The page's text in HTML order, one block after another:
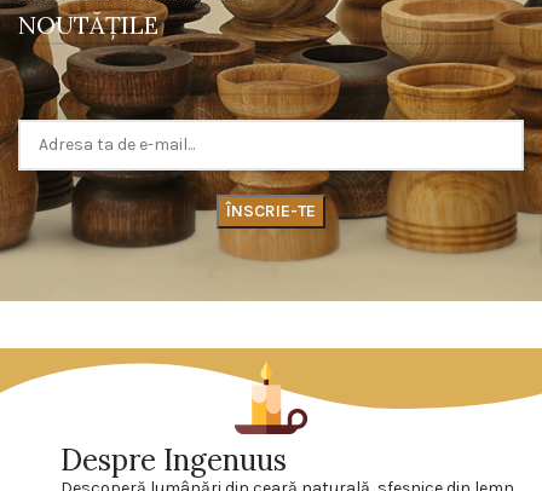
NOUTĂŢILE
Despre Ingenuus